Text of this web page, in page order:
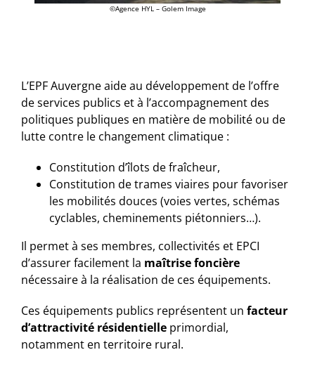
©Agence HYL – Golem Image
L’EPF Auvergne aide au développement de l’offre
de services publics et à l’accompagnement des
politiques publiques en matière de mobilité ou de
lutte contre le changement climatique :
Constitution d’îlots de fraîcheur,
Constitution de trames viaires pour favoriser
les mobilités douces (voies vertes, schémas
cyclables, cheminements piétonniers…).
Il permet à ses membres, collectivités et EPCI
d’assurer facilement la maîtrise foncière
nécessaire à la réalisation de ces équipements.
Ces équipements publics représentent un facteur
d’attractivité résidentielle primordial,
notamment en territoire rural.